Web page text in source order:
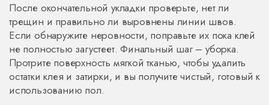
После окончательной укладки проверьте, нет ли
трещин и правильно ли выровнены линии швов.
Если обнаружите неровности, поправьте их пока клей
не полностью загустеет. Финальный шаг – уборка.
Протрите поверхность мягкой тканью, чтобы удалить
остатки клея и затирки, и вы получите чистый, готовый к
использованию пол.